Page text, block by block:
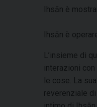
Ihsān è
Ihsān è
L’insieme di
interazioni
le cose. La
reverenziale